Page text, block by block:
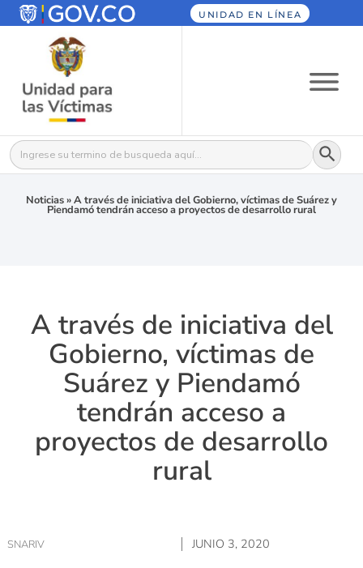
UNIDAD EN LÍNEA
Buscar: Botón
Noticias»A través de iniciativa del Gobierno, víctimas de Suárez y
Piendamó tendrán acceso a proyectos de desarrollo rural
A través de iniciativa del
Gobierno, víctimas de
Suárez y Piendamó
tendrán acceso a
proyectos de desarrollo
rural
SNARIV JUNIO 3, 2020